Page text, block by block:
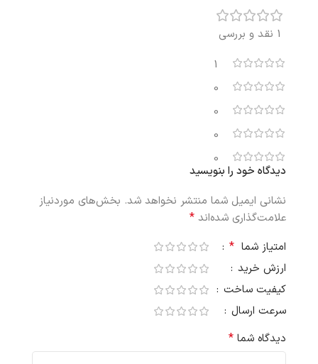
1 نقد و بررسی
1
0
0
0
0
دیدگاه خود را بنویسید
نشانی ایمیل شما منتشر نخواهد شد. بخش‌های موردنیاز
علامت‌گذاری شده‌اند *
امتیاز شما *
ارزش خرید
کیفیت ساخت
سرعت ارسال
دیدگاه شما *